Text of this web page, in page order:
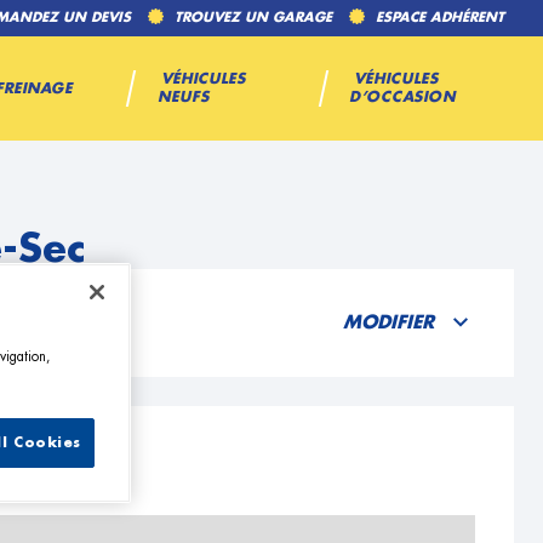
UN DEVIS TROUVEZ UN GARAGE ESPACE ADHÉRENT
VÉHICULES
NEUFS
VÉHICULES
D’OCCASION
MODIFIER
Cookies